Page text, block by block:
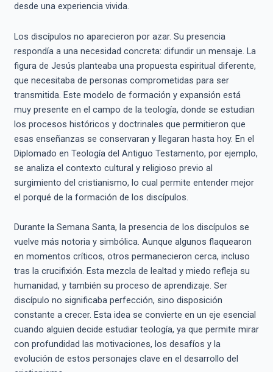
desde una experiencia vivida.
Los discípulos no aparecieron por azar. Su presencia
respondía a una necesidad concreta: difundir un mensaje. La
figura de Jesús planteaba una propuesta espiritual diferente,
que necesitaba de personas comprometidas para ser
transmitida. Este modelo de formación y expansión está
muy presente en el campo de la teología, donde se estudian
los procesos históricos y doctrinales que permitieron que
esas enseñanzas se conservaran y llegaran hasta hoy. En el
Diplomado en Teología del Antiguo Testamento, por ejemplo,
se analiza el contexto cultural y religioso previo al
surgimiento del cristianismo, lo cual permite entender mejor
el porqué de la formación de los discípulos.
Durante la Semana Santa, la presencia de los discípulos se
vuelve más notoria y simbólica. Aunque algunos flaquearon
en momentos críticos, otros permanecieron cerca, incluso
tras la crucifixión. Esta mezcla de lealtad y miedo refleja su
humanidad, y también su proceso de aprendizaje. Ser
discípulo no significaba perfección, sino disposición
constante a crecer. Esta idea se convierte en un eje esencial
cuando alguien decide estudiar teología, ya que permite mirar
con profundidad las motivaciones, los desafíos y la
evolución de estos personajes clave en el desarrollo del